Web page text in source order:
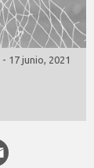
- 17 junio, 2021